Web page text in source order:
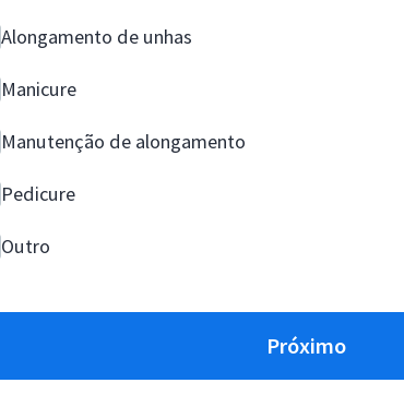
Alongamento de unhas
Manicure
Manutenção de alongamento
Pedicure
Outro
Próximo